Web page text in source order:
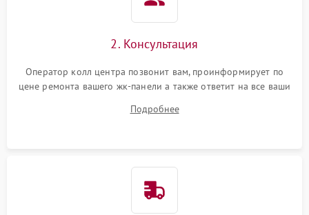
2. Консультация
Оператор колл центра позвонит вам, проинформирует по
цене ремонта вашего жк-панели а также ответит на все ваши
Подробнее